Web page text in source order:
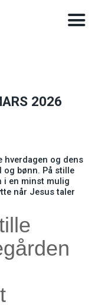
2026
hverdagen og dens
og bønn. På stille
i en minst mulig
når Jesus taler